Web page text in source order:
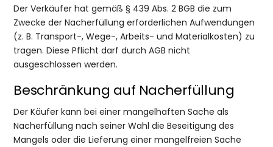
Der Verkäufer hat gemäß § 439 Abs. 2 BGB die zum
Zwecke der Nacherfüllung erforderlichen Aufwendungen
(z. B. Transport-, Wege-, Arbeits- und Materialkosten) zu
tragen. Diese Pflicht darf durch AGB nicht
ausgeschlossen werden.
Beschränkung auf Nacherfüllung
Der Käufer kann bei einer mangelhaften Sache als
Nacherfüllung nach seiner Wahl die Beseitigung des
Mangels oder die Lieferung einer mangelfreien Sache